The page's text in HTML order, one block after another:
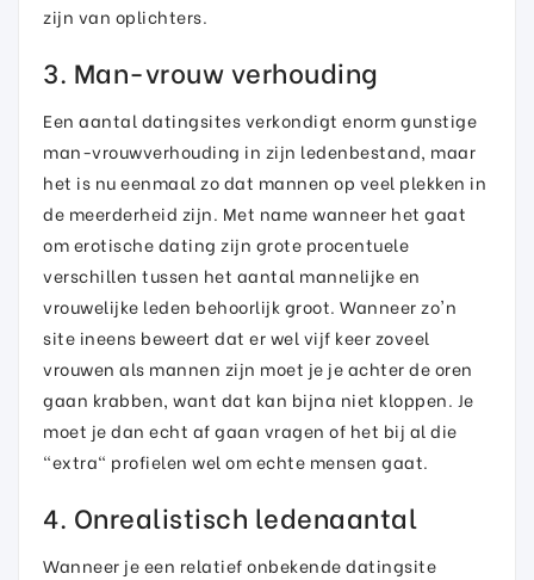
zijn van oplichters.
3. Man-vrouw verhouding
Een aantal datingsites verkondigt enorm gunstige
man-vrouwverhouding in zijn ledenbestand, maar
het is nu eenmaal zo dat mannen op veel plekken in
de meerderheid zijn. Met name wanneer het gaat
om erotische dating zijn grote procentuele
verschillen tussen het aantal mannelijke en
vrouwelijke leden behoorlijk groot. Wanneer zo'n
site ineens beweert dat er wel vijf keer zoveel
vrouwen als mannen zijn moet je je achter de oren
gaan krabben, want dat kan bijna niet kloppen. Je
moet je dan echt af gaan vragen of het bij al die
"extra" profielen wel om echte mensen gaat.
4. Onrealistisch ledenaantal
Wanneer je een relatief onbekende datingsite